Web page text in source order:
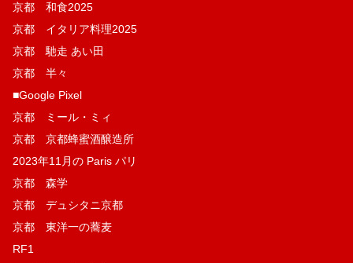
京都 和食2025
京都 イタリア料理2025
京都 馳走 あい田
京都 半々
■Google Pixel
京都 ミール・ミィ
京都 京都蜂蜜酒醸造所
2023年11月の Paris パリ
京都 森学
京都 デュシタニ京都
京都 東洋一の蕎麦
RF1